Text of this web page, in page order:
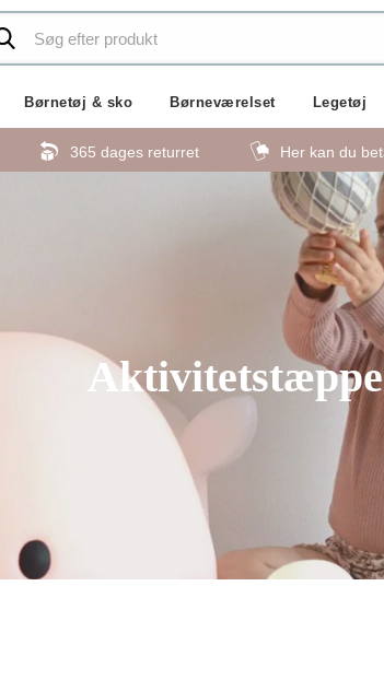
Børnetøj & sko Børneværelset Legetøj
365 dages returret Her kan du